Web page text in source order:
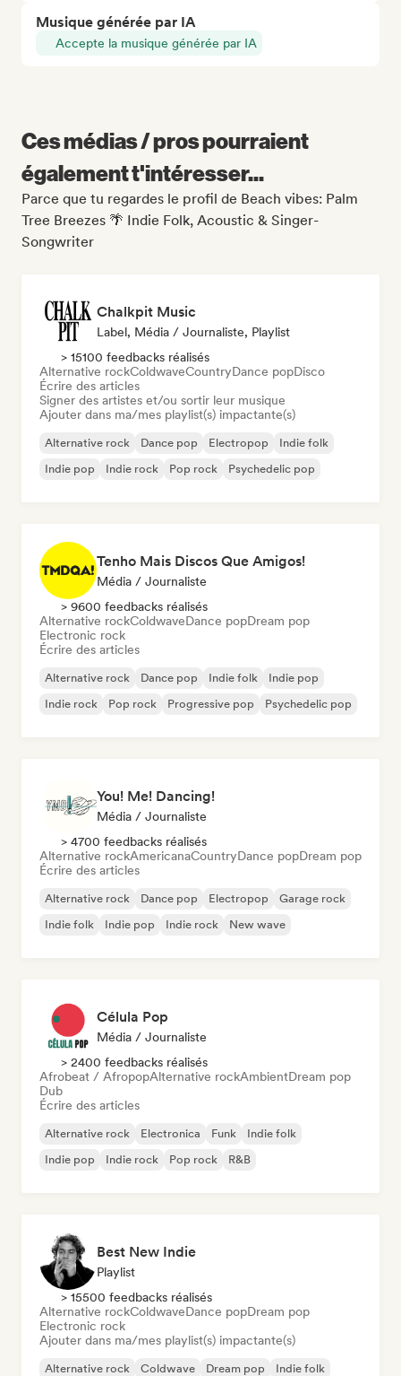
Musique générée par IA
Accepte la musique générée par IA
Ces médias / pros pourraient
également t'intéresser...
Parce que tu regardes le profil de Beach vibes: Palm
Tree Breezes 🌴 Indie Folk, Acoustic & Singer-
Songwriter
Chalkpit Music
Label, Média / Journaliste, Playlist
> 15100 feedbacks réalisés
Alternative rockColdwaveCountryDance popDisco
Écrire des articles
Signer des artistes et/ou sortir leur musique
Ajouter dans ma/mes playlist(s) impactante(s)
Alternative rock Dance pop Electropop
Indie folk
Indie pop
Indie rock Pop rock Psychedelic pop
Tenho Mais Discos Que Amigos!
Média / Journaliste
> 9600 feedbacks réalisés
Alternative rockColdwaveDance popDream pop
Electronic rock
Écrire des articles
Alternative rock Dance pop Indie folk
Indie pop
Indie rock
Pop rock Progressive pop Psychedelic pop
You! Me! Dancing!
Média / Journaliste
> 4700 feedbacks réalisés
Alternative rockAmericanaCountryDance popDream pop
Écrire des articles
Alternative rock Dance pop Electropop
Garage rock
Indie folk
Indie pop Indie rock New wave
Célula Pop
Média / Journaliste
> 2400 feedbacks réalisés
Afrobeat / AfropopAlternative rockAmbientDream pop
Dub
Écrire des articles
Alternative rock Electronica Funk
Indie folk
Indie pop
Indie rock Pop rock R&B
Best New Indie
Playlist
> 15500 feedbacks réalisés
Alternative rockColdwaveDance popDream pop
Electronic rock
Ajouter dans ma/mes playlist(s) impactante(s)
Alternative rock Coldwave Dream pop
Indie folk